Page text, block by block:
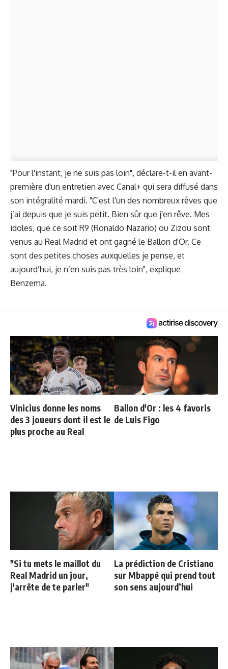
"Pour l'instant, je ne suis pas loin", déclare-t-il en avant-
première d'un entretien avec Canal+ qui sera diffusé dans
son intégralité mardi. "C'est l'un des nombreux rêves que
j’ai depuis que je suis petit. Bien sûr que j'en rêve. Mes
idoles, que ce soit R9 (Ronaldo Nazario) ou Zizou sont
venus au Real Madrid et ont gagné le Ballon d'Or. Ce
sont des petites choses auxquelles je pense, et
aujourd’hui, je n’en suis pas très loin", explique
Benzema.
Vinicius donne les noms
des 3 joueurs dont il est le
plus proche au Real
Ballon d'Or : les 4 favoris
de Luis Figo
"Si tu mets le maillot du
Real Madrid un jour,
j'arrête de te parler"
La prédiction de Cristiano
sur Mbappé qui prend tout
son sens aujourd’hui